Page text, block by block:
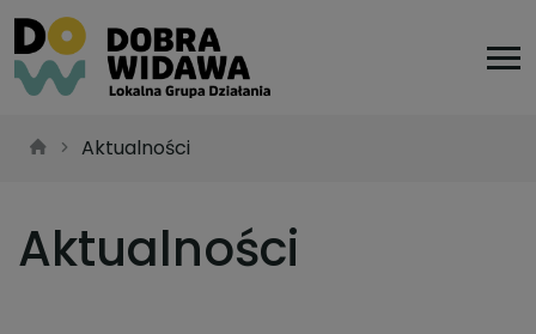
Aktualności
Aktualności